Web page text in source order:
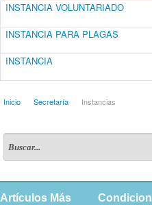
INSTANCIA VOLUNTARIADO
INSTANCIA PARA PLAGAS
INSTANCIA
Inicio Secretaría Instancias
Artículos Más